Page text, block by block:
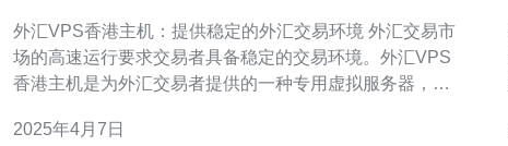
外汇VPS香港主机：提供稳定的外汇交易环境 外汇交易市
场的高速运行要求交易者具备稳定的交易环境。外汇VPS
香港主机是为外汇交易者提供的一种专用虚拟服务器，通
了优质的交易环境。 外汇VPS香港主机具有优质的网络连
2025年4月7日